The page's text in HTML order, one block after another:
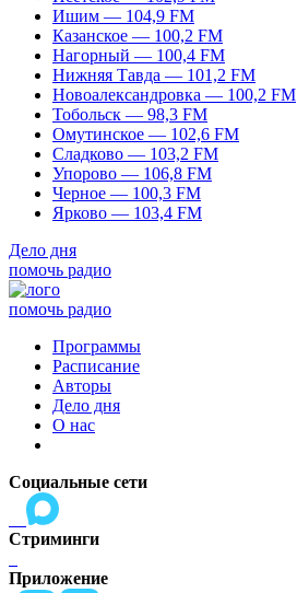
Ишим — 104,9 FM
Казанское — 100,2 FM
Нагорный — 100,4 FM
Нижняя Тавда — 101,2 FM
Новоалександровка — 100,2 FM
Тобольск — 98,3 FM
Омутинское — 102,6 FM
Сладково — 103,2 FM
Упорово — 106,8 FM
Черное — 100,3 FM
Ярково — 103,4 FM
Дело дня
помочь радио
помочь радио
Программы
Расписание
Авторы
Дело дня
О нас
Социальные сети
Стриминги
Приложение